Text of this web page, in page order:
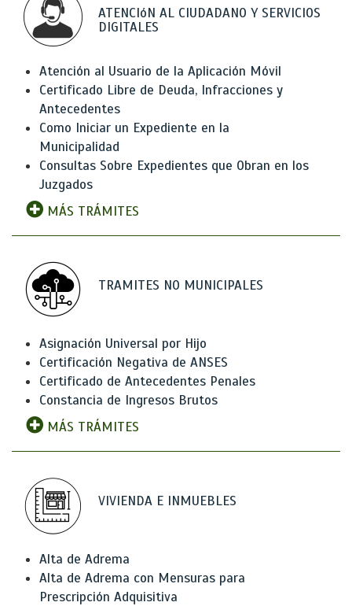
ATENCIóN AL CIUDADANO Y SERVICIOS
DIGITALES
Atención al Usuario de la Aplicación Móvil
Certificado Libre de Deuda, Infracciones y
Antecedentes
Como Iniciar un Expediente en la
Municipalidad
Consultas Sobre Expedientes que Obran en los
Juzgados
MÁS TRÁMITES
TRAMITES NO MUNICIPALES
Asignación Universal por Hijo
Certificación Negativa de ANSES
Certificado de Antecedentes Penales
Constancia de Ingresos Brutos
MÁS TRÁMITES
VIVIENDA E INMUEBLES
Alta de Adrema
Alta de Adrema con Mensuras para
Prescripción Adquisitiva